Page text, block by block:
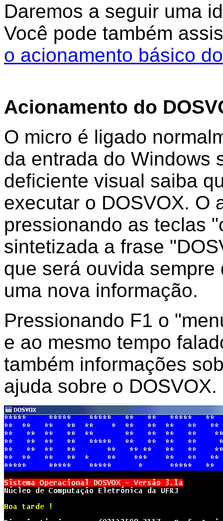
Daremos a seguir uma
Você pode também
o acionamento básico
Acionamento do
O micro é ligado
da entrada do Windows
deficiente visual saiba
executar o DOSVOX. O
pressionando as teclas
sintetizada a frase
que será ouvida
uma nova informação.
Pressionando F1 o
e ao mesmo tempo
também informações
ajuda sobre o DOSVOX.